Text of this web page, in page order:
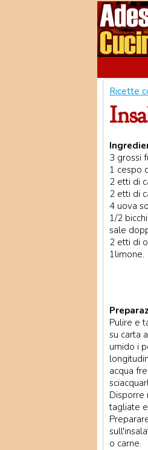
Ricette
3 grossi
1 cespo
2 etti di
2 etti di
4 uova
1/2
sale
2 etti di
1limone.
Pulire e
su carta
umido i
acqua
Disporre
tagliate
o carne.